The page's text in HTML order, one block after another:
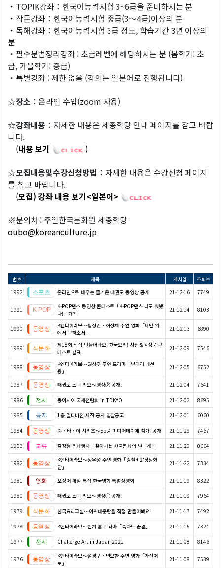
・TOPIK강좌：한국어능력시험 3~6급을 준비하시는 분
・작문강좌：한국어능력시험 중급(3～4급)이상의 분
・독해강좌：한국어능력시험 3급 정도, 학습기간 3년 이상의
분
・필수문법정리강좌 : 초급레벨에 해당하시는 분 (봄학기: 초
급, 가을학기: 중급)
・특별강좌 : 제한 없음 (강의는 일본어로 진행됩니다)
☆장소 ：온라인 수업(zoom 사용)
☆강좌내용 ：자세한 내용은 세종학당 안내 페이지를 참고 바랍
니다.
(내용 보기 )
☆모집내용및수강신청방법 ：자세한 내용은 수강신청 페이지
를 참고 바랍니다.
(모집) 강좌 내용 보기<일본어>
※문의처 : 주일한국문화원 세종학당
oubo@koreanculture.jp
번호 제목 게시일
조회수
1992
온라인으로 배우는 즐거운 태권도 동영상 공개 21-12-16 7749
1991
K-POP댄스 동영상 콘테스트「K-POP댄스 나도 춰봤
다!」개최
21-12-14 8103
1990
K엔타메라보～황정민・이정재 주연 영화「다만 악
에서 구하소서」
21-12-13 6890
1989
제18회 직접 만들어봐요! 한국요리! 사진＆감상문 콘
테스트 발표
21-12-09 7546
1988
K엔타메라보～권상우 주연 드라마「날아라 개천
용」
21-12-05 6752
1987 태권도 소녀 리오～영상② 공개! 21-12-04 7641
1986 동아시아 국제전람회 in TOKYO 21-12-02 8695
1985 1층 멀티비젼 제작 공사 입찰공고 21-12-01 6060
1984 야・타・이 시리즈〜Ep.4 미디어데이에 참가! 공개 21-11-29 7467
1983 출장형 문화행사「찾아가는 한국문화의 날」개최 21-11-29 8664
1982
K엔타메라보～정우성 주연 영화「강철비2:정상회
담」
21-11-22 7334
1981 오징어 게임 특집 한국영화 특별상영회 21-11-19 8322
1980 태권도 소녀 리오～영상① 공개! 21-11-19 7964
1979 한국요리교실〜아귀매운탕을 직접 만들어봐요! 21-11-17 7492
1978 K엔타메라보～인기 홈 드라마「속아도 꿈결」 21-11-15 7324
1977 Challenge Art in Japan 2021 21-11-08 8146
1976
K엔타메라보～설경구・변요한 주연 영화「자산어
보」
21-11-08 7539